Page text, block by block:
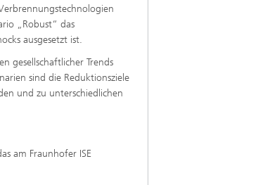
„Robust“ das
ausgesetzt ist.
gesellschaftlicher Trends
sind die Reduktionsziele
und zu unterschiedlichen
am Fraunhofer ISE